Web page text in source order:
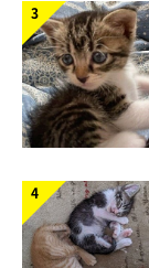
＠Press